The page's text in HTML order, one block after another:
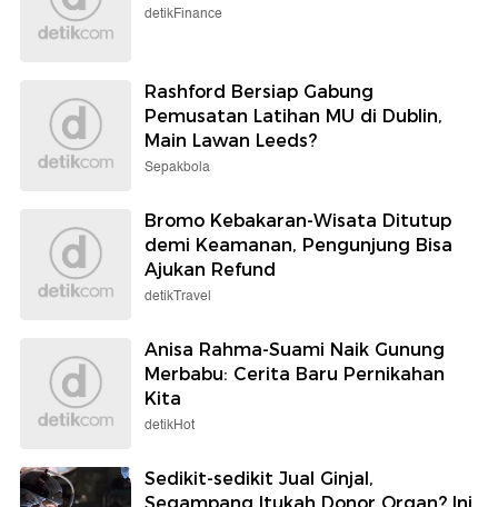
detikFinance
Rashford Bersiap Gabung
Pemusatan Latihan MU di Dublin,
Main Lawan Leeds?
Sepakbola
Bromo Kebakaran-Wisata Ditutup
demi Keamanan, Pengunjung Bisa
Ajukan Refund
detikTravel
Anisa Rahma-Suami Naik Gunung
Merbabu: Cerita Baru Pernikahan
Kita
detikHot
Sedikit-sedikit Jual Ginjal,